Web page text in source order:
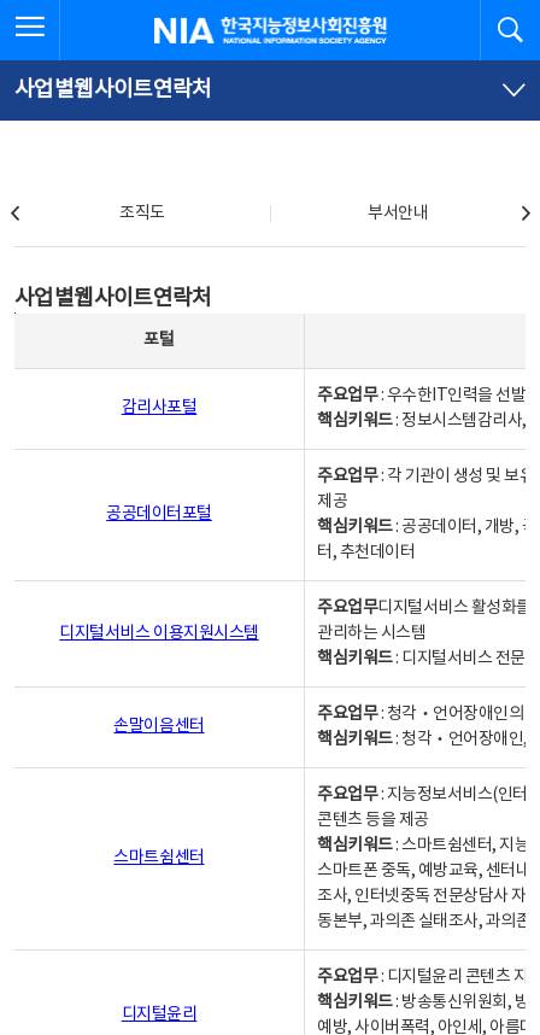
문
로
가
체
뉴
바
가
한국지능정보사회진흥원
사업별웹사이트연락처
조직도 부서안내
사업별웹사이트연락처
포털
감리사포털
주요업무: 우수한IT인력을 선발
핵심키워드: 정보시스템감리사,
공공데이터포털
주요업무: 각 기관이 생성 및 보
제공
핵심키워드: 공공데이터, 개방,
터, 추천데이터
디지털서비스 이용지원시스템
주요업무디지털서비스 활성화를
관리하는 시스템
핵심키워드: 디지털서비스 전문
손말이음센터
주요업무: 청각‧언어장애인의
핵심키워드: 청각‧언어장애인,
스마트쉼센터
주요업무: 지능정보서비스(인터
콘텐츠 등을 제공
핵심키워드: 스마트쉼센터, 지능
스마트폰 중독, 예방교육, 센터내
조사, 인터넷중독 전문상담사 자
동본부, 과의존 실태조사, 과의존
디지털윤리
주요업무: 디지털윤리 콘텐츠 지
핵심키워드: 방송통신위원회, 방
예방, 사이버폭력, 아인세, 아름